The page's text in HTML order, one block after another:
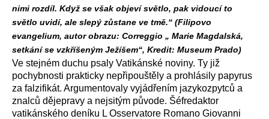
nimi rozdíl. Když se však objeví světlo, pak vidoucí to
světlo uvidí, ale slepý zůstane ve tmě.“ (Filipovo
evangelium, autor obrazu: Correggio „ Marie Magdalská,
setkání se vzkříšeným Ježíšem“, Kredit: Museum Prado)
Ve stejném duchu psaly Vatikánské noviny. Ty již
pochybnosti prakticky nepřipouštěly a prohlásily papyrus
za falzifikát. Argumentovaly vyjádřením jazykozpytců a
znalců dějepravy a nejsitým původe. Šéfredaktor
vatikánského deníku L Osservatore Romano Giovanni